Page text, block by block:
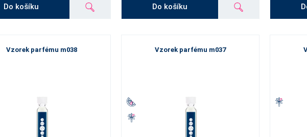
Do košíku Do košíku
Vzorek parfému m038 Vzorek parfému m037